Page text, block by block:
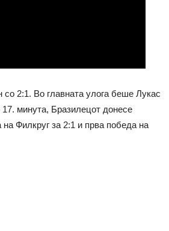
2:1. Во главната улога беше Лукас
минута, Бразилецот донесе
Филкруг за 2:1 и прва победа на